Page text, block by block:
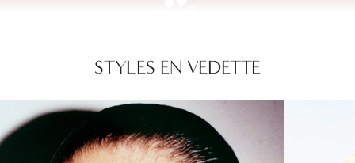
STYLES EN VEDETTE